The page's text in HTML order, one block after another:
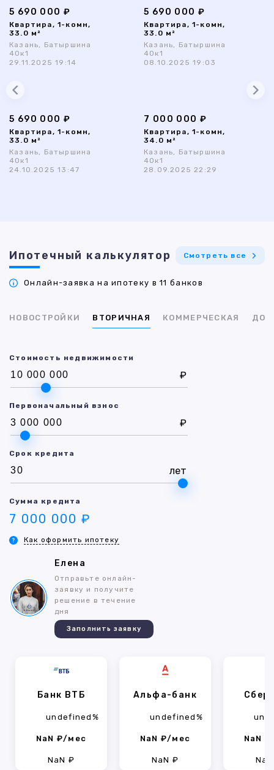
5 690 000 ₽
Квартира, 1-комн,
33.0 м²
Казань, Батыршина
40к1
29.11.2025 19:14
5 690 000 ₽
Квартира, 1-комн,
33.0 м²
Казань, Батыршина
40к1
08.10.2025 19:03
5 690 000 ₽
Квартира, 1-комн,
33.0 м²
Казань, Батыршина
40к1
24.10.2025 13:47
7 000 000 ₽
Квартира, 1-комн,
34.0 м²
Казань, Батыршина
40к1
28.09.2025 22:29
Ипотечный калькулятор Смотреть все
Онлайн-заявка на ипотеку в 11 банков
НОВОСТРОЙКИ ВТОРИЧНАЯ КОММЕРЧЕСКАЯ ДОМ
Стоимость недвижимости
₽
Первоначальный взнос
₽
Срок кредита
лет
Сумма кредита
7 000 000 ₽
Как оформить ипотеку
Елена
Отправьте онлайн-
заявку и получите
решение в течение
дня
Заполнить заявку
Банк ВТБ
undefined%
NaN ₽/мес
NaN ₽
Альфа-банк
undefined%
NaN ₽/мес
NaN ₽
NaN